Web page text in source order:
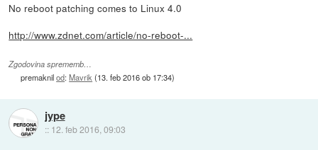
No reboot patching comes to Linux 4.0
http://www.zdnet.com/article/no-reboot-...
Zgodovina sprememb…
premaknilod:Mavrik(13. feb 2016 ob 17:34)
jype
:: 12. feb 2016, 09:03